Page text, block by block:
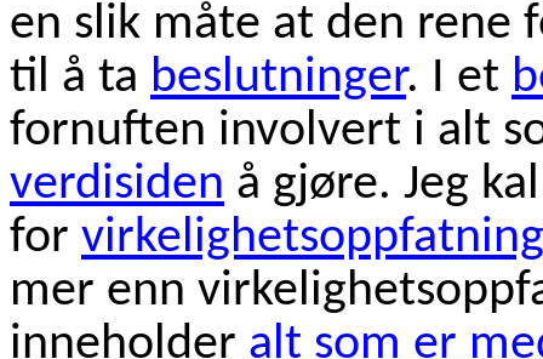
en slik måte at den rene
til å ta beslutninger. I et
fornuften involvert i alt
verdisiden å gjøre. Jeg
for
mer enn
inneholder alt som er